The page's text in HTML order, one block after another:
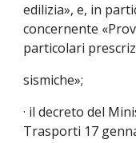
edilizia», e, in
concernente
particolari
sismiche»;
· il decreto del
Trasporti 17